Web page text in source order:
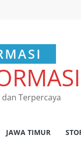
Terpercaya
JAWA TIMUR